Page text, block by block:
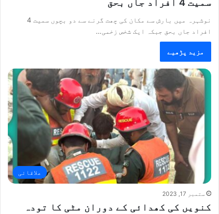
سمیت 4 افراد جاں بحق
نوشہرہ میں بارش سے مکان کی چھت گرنے سے دو بچوں سمیت 4
افراد جاں بحق جبکہ ایک شخص زخمی…
مزید پڑھیے
علاقائی
ستمبر 17, 2023
کنویں کی کھدائی کے دوران مٹی کا تودہ